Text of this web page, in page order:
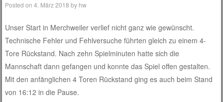
Posted on4. März 2018 by hw
Unser Start in Merchweiler verlief nicht ganz wie gewünscht.
Technische Fehler und Fehlversuche führten gleich zu einem 4-
Tore Rückstand. Nach zehn Spielminuten hatte sich die
Mannschaft dann gefangen und konnte das Spiel offen gestalten.
Mit den anfänglichen 4 Toren Rückstand ging es auch beim Stand
von 16:12 in die Pause.